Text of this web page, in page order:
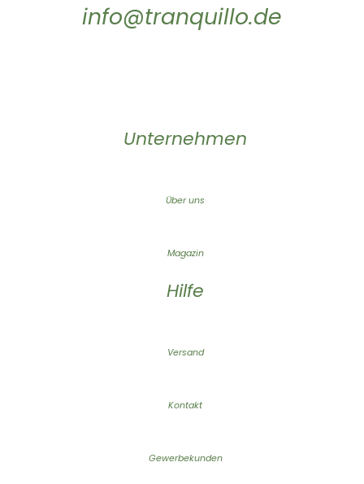
info@tranquillo.de
Unternehmen
Über uns
Magazin
Hilfe
Versand
Kontakt
Gewerbekunden